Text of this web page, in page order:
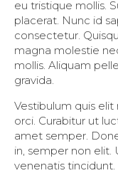
eu tristique mollis.
placerat. Nunc id
consectetur.
magna molestie
mollis. Aliquam
gravida.
Vestibulum quis elit
orci. Curabitur ut
amet semper.
in, semper non elit.
venenatis tincidunt.